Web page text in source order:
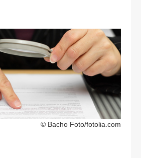
© Bacho Foto/fotolia.com